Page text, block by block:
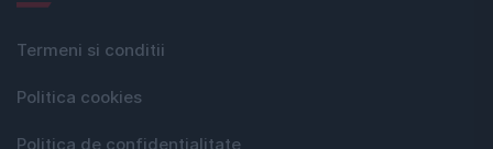
Termeni si conditii
Politica cookies
Politica de confidențialitate